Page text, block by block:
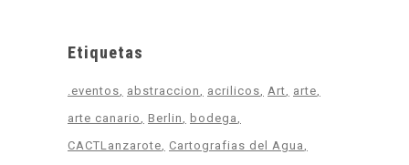
Etiquetas
.eventos abstraccion acrilicos Art
arte
arte canario
Berlin
bodega
CACTLanzarote
Cartografias del Agua